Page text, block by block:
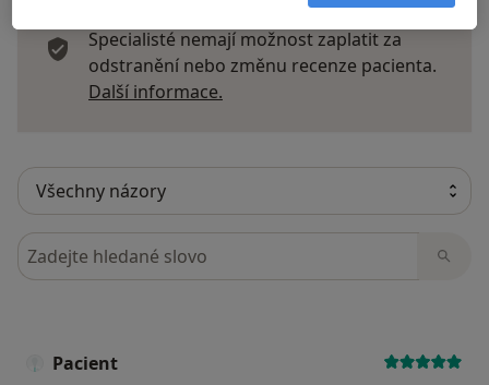
Recenze pacientů jsou pro nás důležité.
Specialisté nemají možnost zaplatit za
odstranění nebo změnu recenze pacienta.
Další informace.
Hledejte v názorech
Pacient